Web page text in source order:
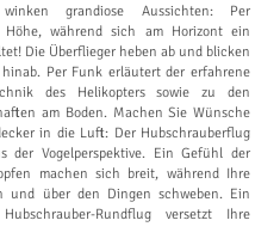
winken grandiose Aussichten: Per
während sich am Horizont ein
Die Überflieger heben ab und blicken
Per Funk erläutert der erfahrene
des Helikopters sowie zu den
am Boden. Machen Sie Wünsche
in die Luft: Der Hubschrauberflug
der Vogelperspektive. Ein Gefühl der
machen sich breit, während Ihre
und über den Dingen schweben. Ein
Rundflug versetzt Ihre